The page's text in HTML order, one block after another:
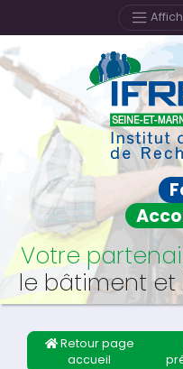
Votre
le bâtiment et
Retour page
accueil